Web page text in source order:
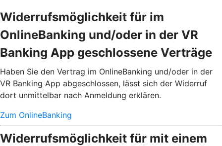
Widerrufsmöglichkeit für im
OnlineBanking und/oder in der VR
Banking App geschlossene Verträge
Haben Sie den Vertrag im OnlineBanking und/oder in der
VR Banking App abgeschlossen, lässt sich der Widerruf
dort unmittelbar nach Anmeldung erklären.
Zum OnlineBanking
Widerrufsmöglichkeit für mit einem